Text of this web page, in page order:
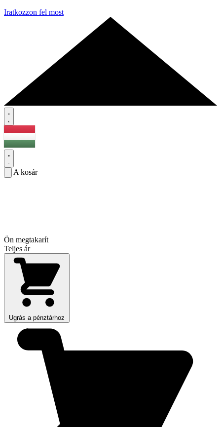
Iratkozzon fel most
A kosár
Ön megtakarít
Teljes ár
Ugrás a pénztárhoz